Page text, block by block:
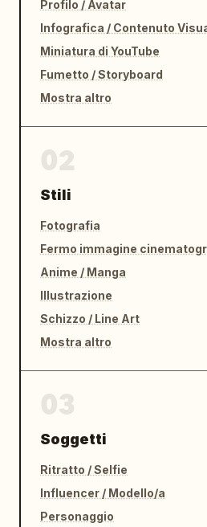
Profilo / Avatar
Infografica / Contenuto
Miniatura di YouTube
Fumetto / Storyboard
Mostra altro
Stili
Fotografia
Anime / Manga
Illustrazione
Schizzo / Line Art
Mostra altro
Soggetti
Ritratto / Selfie
Influencer / Modello/a
Personaggio